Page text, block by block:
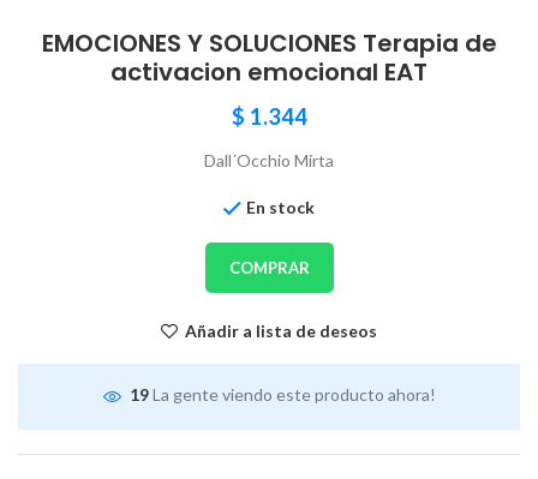
EMOCIONES Y SOLUCIONES Terapia de
activacion emocional EAT
$ 1.344
Dall´Occhio Mirta
En stock
COMPRAR
Añadir a lista de deseos
19 La gente viendo este producto ahora!